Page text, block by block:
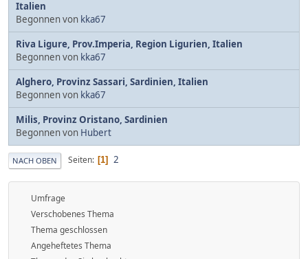
Italien
Begonnen von kka67
Riva Ligure, Prov.Imperia, Region Ligurien, Italien
Begonnen von kka67
Alghero, Provinz Sassari, Sardinien, Italien
Begonnen von kka67
Milis, Provinz Oristano, Sardinien
Begonnen von Hubert
NACH OBEN Seiten 1 2
Umfrage
Verschobenes Thema
Thema geschlossen
Angeheftetes Thema